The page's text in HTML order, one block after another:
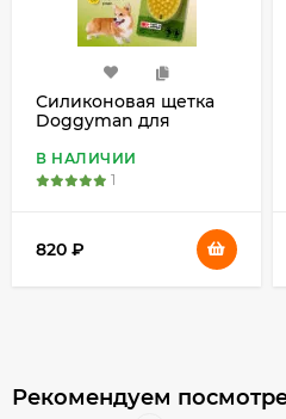
Силиконовая щетка
Doggyman для
шерсти
В НАЛИЧИИ
1
820 ₽
Рекомендуем